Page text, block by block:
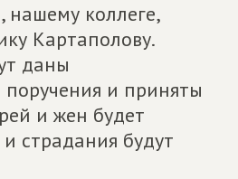
коллеге,
Картаполову.
даны
поручения и приняты
и жен будет
страдания будут